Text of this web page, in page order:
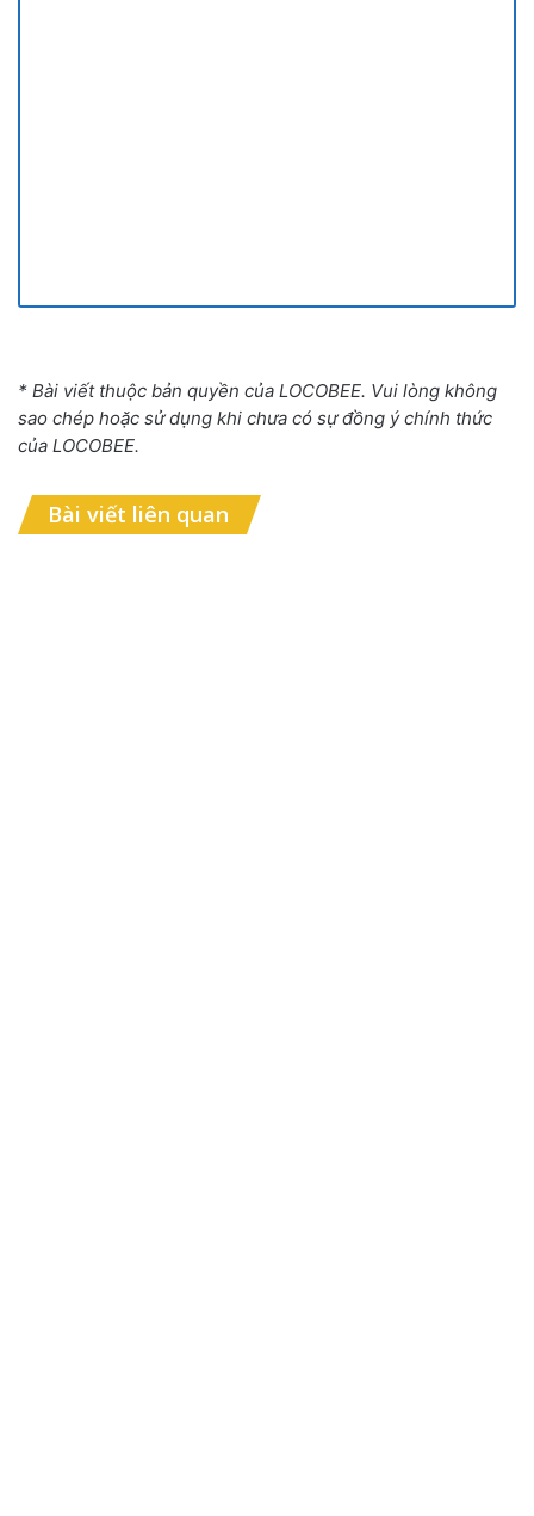
* Bài viết thuộc bản quyền của LOCOBEE. Vui lòng không
sao chép hoặc sử dụng khi chưa có sự đồng ý chính thức
của LOCOBEE.
Bài viết liên quan